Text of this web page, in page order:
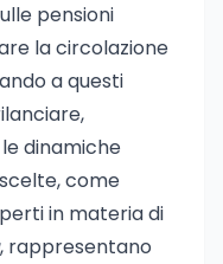
pensioni
la circolazione
a questi
dinamiche
come
in materia di
, rappresentano